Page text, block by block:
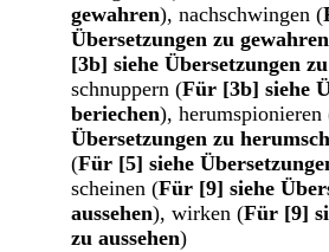
gewahren), nachschwingen (
Übersetzungen zu gewahren
[3b] siehe Übersetzungen
schnuppern (Für [3b] siehe
beriechen), herumspionieren
Übersetzungen zu
(Für [5] siehe
scheinen (Für [9] siehe
aussehen), wirken (Für [9]
zu aussehen)